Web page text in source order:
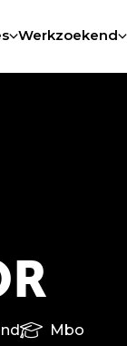
Werkzoekend
Mbo